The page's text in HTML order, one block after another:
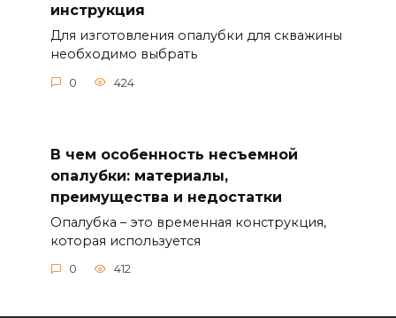
инструкция
Для изготовления опалубки для скважины
необходимо выбрать
0 424
В чем особенность несъемной
опалубки: материалы,
преимущества и недостатки
Опалубка – это временная конструкция,
которая используется
0 412